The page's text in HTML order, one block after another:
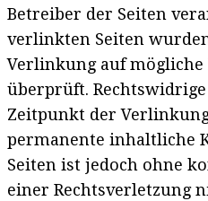
Betreiber der Seiten
verlinkten Seiten
Verlinkung auf mögliche
überprüft.
Zeitpunkt der
permanente inhaltliche
Seiten ist jedoch ohne
einer Rechtsverletzung